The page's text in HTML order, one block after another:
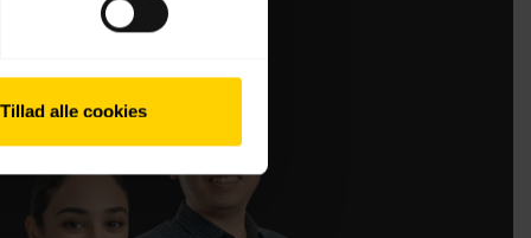
Tillad alle cookies